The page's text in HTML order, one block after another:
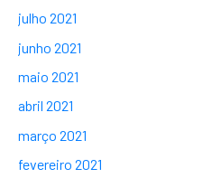
julho 2021
junho 2021
maio 2021
abril 2021
março 2021
fevereiro 2021